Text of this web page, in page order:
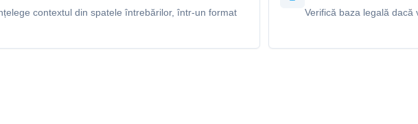
contextul din spatele întrebărilor, într-un format
Verifică baza legală dacă